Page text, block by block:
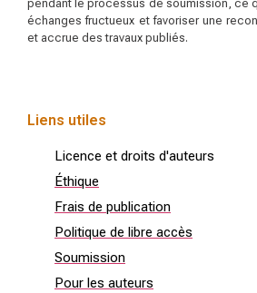
pendant le processus de soumission, ce
échanges fructueux et favoriser une
et accrue des travaux publiés.
Liens utiles
Licence et droits d'auteurs
Éthique
Frais de publication
Politique de libre accès
Soumission
Pour les auteurs